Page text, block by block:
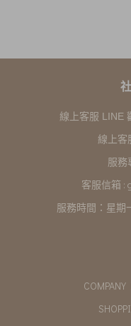
線上客服 LINE
線上客
服務
客服信箱 :
服務時間：星期